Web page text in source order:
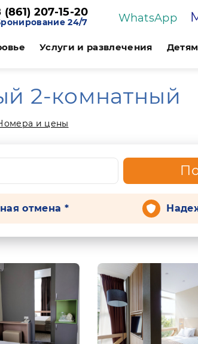
(861) 207-15-20
24/7 WhatsApp
Услуги и развлечения Детям
2-комнатный
и цены
отмена *